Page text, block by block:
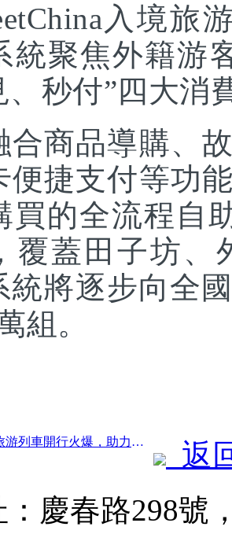
入境旅
統聚焦外籍游
、秒付”四大消
品導購、故
便捷支付等功
買的全流程自
覆蓋田子坊、
統將逐步向全
組。
前一篇：新疆旅游列車開行火爆，助力文旅經濟蓬勃發展
返
慶春路298號